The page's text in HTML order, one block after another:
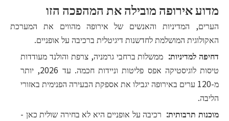
מדוע אירופה מובילה את המהפכה הזו
הערים, המדיניות והאנשים של אירופה מהווים את המערכת
האקולוגית המושלמת לחדשנות דיגיטלית ברכיבה על אופניים.
דחיפה למדיניות: ממשלות ברחבי גרמניה, צרפת והולנד מעודדות
טיסות לוגיסטיקה אפס פליטות וניידות חכמה. עד 2026, יותר
מ-120 ערים באירופה יגבילו את אספקת הבעירה הפנימית באזורי
הליבה.
מוכנות תרבותית: רכיבה על אופניים היא לא בחירה שולית כאן -